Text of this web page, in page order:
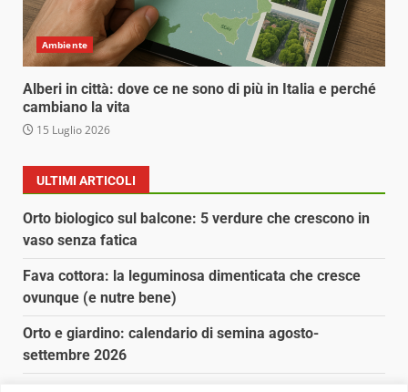
Ambiente
Alberi in città: dove ce ne sono di più in Italia e perché
cambiano la vita
15 Luglio 2026
ULTIMI ARTICOLI
Orto biologico sul balcone: 5 verdure che crescono in
vaso senza fatica
Fava cottora: la leguminosa dimenticata che cresce
ovunque (e nutre bene)
Orto e giardino: calendario di semina agosto-
settembre 2026